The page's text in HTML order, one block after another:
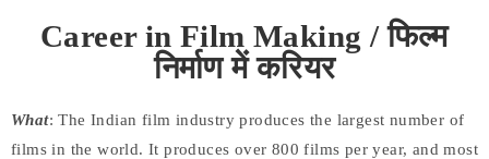
Career in Film Making / फिल्म
निर्माण में करियर
What: The Indian film industry produces the largest number of
films in the world. It produces over 800 films per year, and most